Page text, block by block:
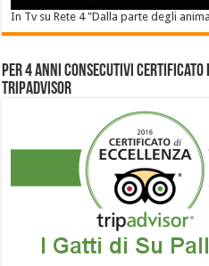
In Tv su Rete 4 "Dalla parte degli
Per 4 anni consecutivi
Tripadvisor